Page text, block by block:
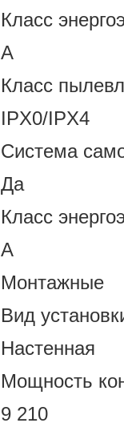
Класс
A
Класс
IPX0/IPX4
Система
Да
Класс
A
Монтажные
Вид
Настенная
Мощность
9 210